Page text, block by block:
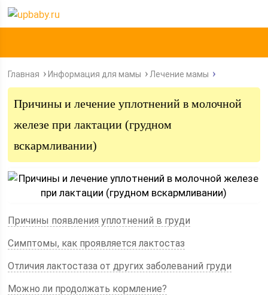
Главная Информация для мамы Лечение мамы
Причины и лечение уплотнений в молочной
железе при лактации (грудном
вскармливании)
Причины появления уплотнений в груди
Симптомы, как проявляется лактостаз
Отличия лактостаза от других заболеваний груди
Можно ли продолжать кормление?